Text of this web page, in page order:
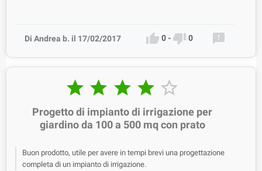
Di Andrea b. il 17/02/2017  0-  0 
    
Progetto di impianto di irrigazione per
giardino da 100 a 500 mq con prato
Buon prodotto, utile per avere in tempi brevi una progettazione
completa di un impianto di irrigazione.